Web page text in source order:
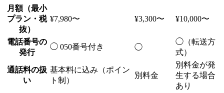
月額（最小
プラン・税
抜）
¥7,980〜 ¥3,300〜 ¥10,000〜
電話番号の
発行
◯ 050番号付き ◯
◯（転送方
式）
通話料の扱
い
基本料に込み（ポイン
ト制）
別料金
別料金が発
生する場合
あり